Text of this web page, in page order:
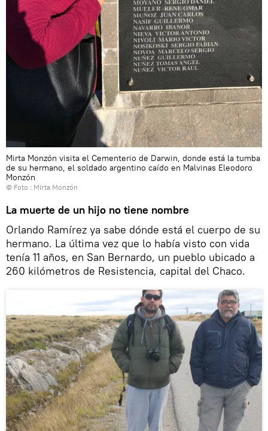
Mirta Monzón visita el Cementerio de Darwin, donde está la tumba
de su hermano, el soldado argentino caído en Malvinas Eleodoro
Monzón
© Foto : Mirta Monzón
La muerte de un hijo no tiene nombre
Orlando Ramírez ya sabe dónde está el cuerpo de su
hermano. La última vez que lo había visto con vida
tenía 11 años, en San Bernardo, un pueblo ubicado a
260 kilómetros de Resistencia, capital del Chaco.